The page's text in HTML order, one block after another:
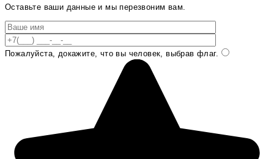
Оставьте ваши данные и мы перезвоним вам.
Пожалуйста, докажите, что вы человек, выбрав флаг.